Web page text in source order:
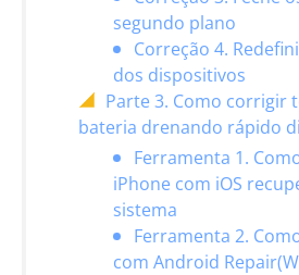
segundo plano
Correção 4.
dos dispositivos
Parte 3. Como corrigir
bateria drenando rápido
Ferramenta 1.
iPhone com iOS
sistema
Ferramenta 2.
com Android